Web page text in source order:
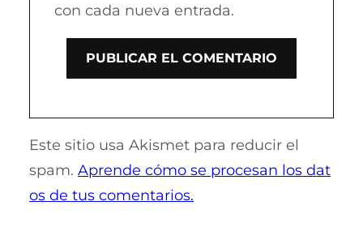
con cada nueva entrada.
Este sitio usa Akismet para reducir el
spam. Aprende cómo se procesan los dat
os de tus comentarios.